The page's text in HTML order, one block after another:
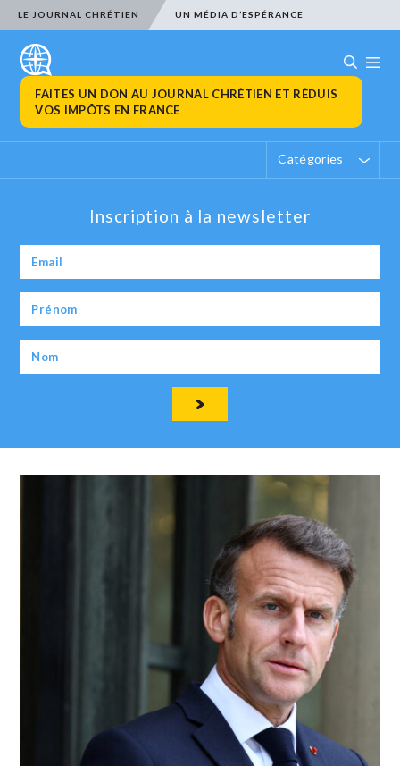
LE JOURNAL CHRÉTIEN UN MÉDIA D’ESPÉRANCE
FAITES UN DON AU JOURNAL CHRÉTIEN ET RÉDUIS
VOS IMPÔTS EN FRANCE
Catégories
Inscription à la newsletter